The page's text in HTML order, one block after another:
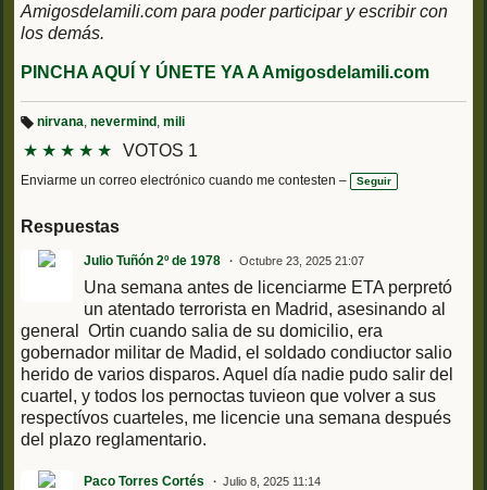
Amigosdelamili.com para poder participar y escribir con
los demás.
PINCHA AQUÍ Y ÚNETE YA A Amigosdelamili.com
iq
et
a
nirvana nevermind mili
★ ★ ★ ★ ★ VOTOS 1
Enviarme un correo electrónico cuando me contesten – Seguir
Respuestas
Julio Tuñón 2º de 1978 Octubre 23, 2025 21:07
Una semana antes de licenciarme ETA perpretó
un atentado terrorista en Madrid, asesinando al
general Ortin cuando salia de su domicilio, era
gobernador militar de Madid, el soldado condiuctor salio
herido de varios disparos. Aquel día nadie pudo salir del
cuartel, y todos los pernoctas tuvieon que volver a sus
respectívos cuarteles, me licencie una semana después
del plazo reglamentario.
Paco Torres Cortés Julio 8, 2025 11:14